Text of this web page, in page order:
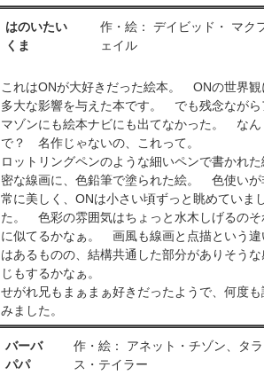
はのいたい
くま
作・絵： デイビッド・ マク
ェイル
これはONが大好きだった絵本。 ONの世界観
多大な影響を与えた本です。 でも残念ながら
マゾンにも絵本ナビにも出てなかった。 なん
で？ 名作じゃないの、これって。
ロットリングペンのような細いペンで書かれた
密な線画に、色鉛筆で塗られた絵。 色使いが
常に美しく、ONは小さい頃ずっと眺めていま
た。 色彩の雰囲気はちょっと水木しげるのそ
に似てるかなぁ。 画風も線画と点描という違
はあるものの、結構共通した部分がありそうな
じもするかなぁ。
せがれ兄もまぁまぁ好きだったようで、何度も
みました。
バーバ
パパ
作・絵： アネット・チゾン、タラ
ス・テイラー